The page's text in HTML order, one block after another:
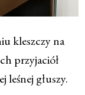
kleszczy na
przyjaciół
leśnej głuszy.